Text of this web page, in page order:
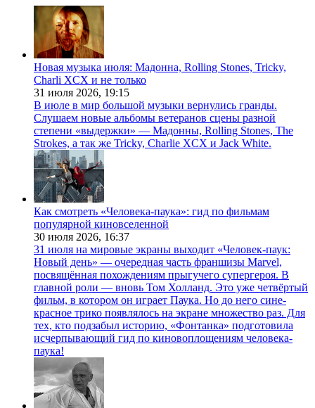
Новая музыка июля: Мадонна, Rolling Stones, Tricky,
Charli XCX и не только
31 июля 2026, 19:15
В июле в мир большой музыки вернулись гранды.
Слушаем новые альбомы ветеранов сцены разной
степени «выдержки» — Мадонны, Rolling Stones, The
Strokes, а так же Tricky, Charlie XCX и Jack White.
Как смотреть «Человека-паука»: гид по фильмам
популярной киновселенной
30 июля 2026, 16:37
31 июля на мировые экраны выходит «Человек-паук:
Новый день» — очередная часть франшизы Marvel,
посвящённая похождениям прыгучего супергероя. В
главной роли — вновь Том Холланд. Это уже четвёртый
фильм, в котором он играет Паука. Но до него сине-
красное трико появлялось на экране множество раз. Для
тех, кто подзабыл историю, «Фонтанка» подготовила
исчерпывающий гид по киновоплощениям человека-
паука!